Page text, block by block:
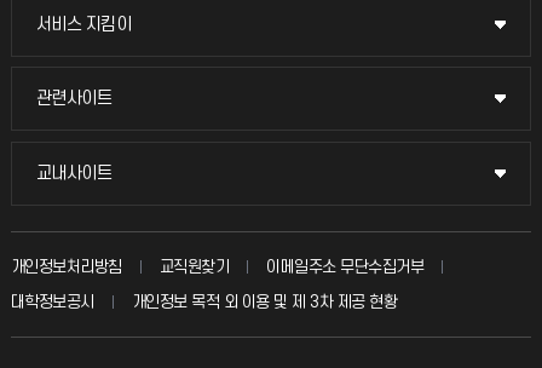
교무회의방송
입학안내
서비스 지킴이
서비스 지킴이
묻고 답하기
칭찬마당
학생서비스 지킴이
관련사이트
관련사이트
국방헬프콜
교내사이트
교내사이트
교수회
교육혁신본부
개인정보처리방침 교직원찾기
이메일주소 무단수집거부
대학정보공시
개인정보 목적 외 이용 및 제 3차 제공 현황